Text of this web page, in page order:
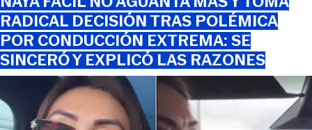
RADICAL DECISIÓN TRAS POLÉMICA
POR CONDUCCIÓN EXTREMA: SE
SINCERÓ Y EXPLICÓ LAS RAZONES